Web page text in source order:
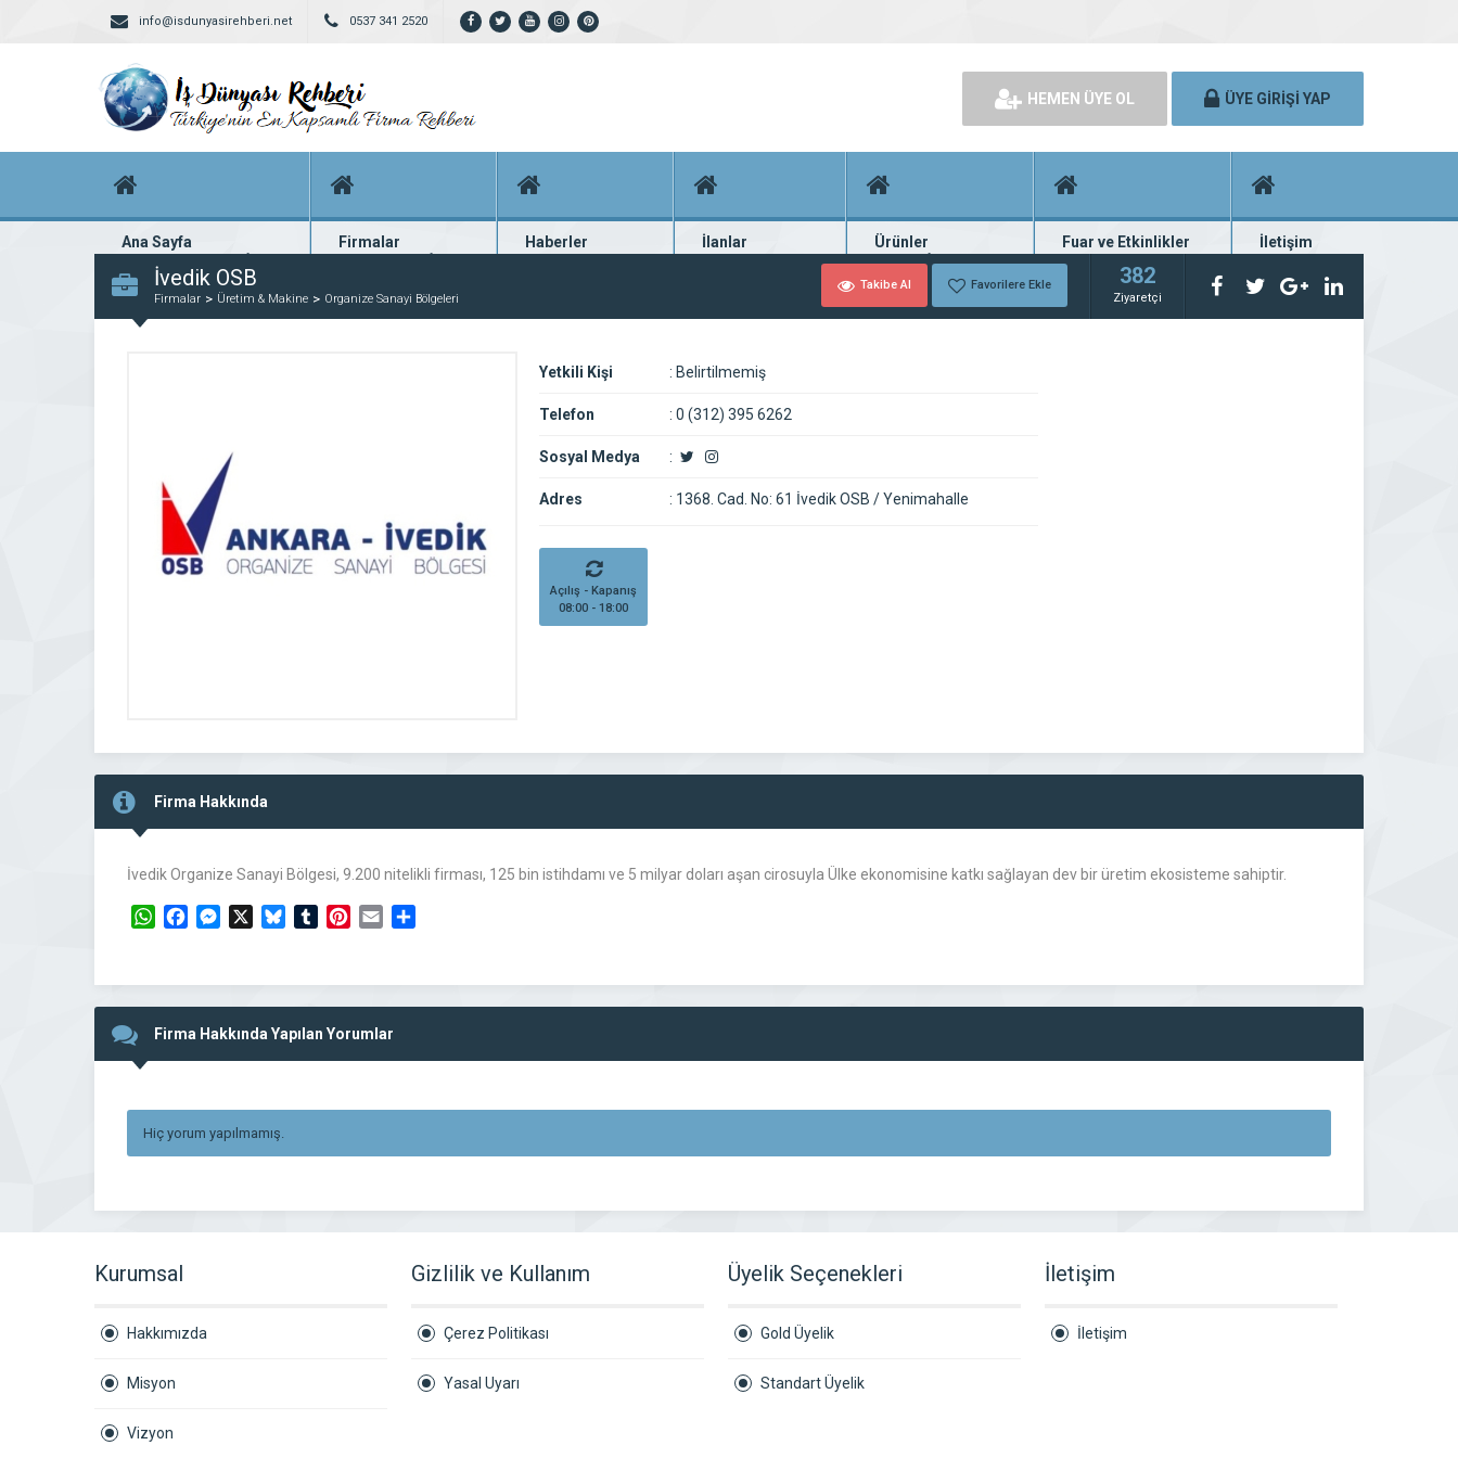
info@isdunyasirehberi.net 0537 341 2520
HEMEN ÜYE OL ÜYE GİRİŞİ YAP
Ana Sayfa
Firma rehberi ana sayfanız
Firmalar
Yüzlerce kayıtlı firma
Haberler
En güncel haberler
İlanlar
Güncel seri ilanlar
Ürünler
Binlerce firma ürünü
Fuar ve Etkinlikler
Fuar ve etkinlik planları
İletişim
Bize ulaşın
İvedik OSB
Firmalar Üretim & Makine Organize Sanayi Bölgeleri
Takibe Al Favorilere Ekle 382
Ziyaretçi
Yetkili Kişi : Belirtilmemiş
Telefon : 0 (312) 395 6262
Sosyal Medya :
Adres : 1368. Cad. No: 61 İvedik OSB / Yenimahalle
Açılış - Kapanış
08:00 - 18:00
Firma Hakkında
İvedik Organize Sanayi Bölgesi, 9.200 nitelikli firması, 125 bin istihdamı ve 5 milyar doları aşan cirosuyla Ülke ekonomisine katkı sağlayan dev bir üretim ekosisteme sahiptir.
WhatsAppFacebookMessengerBlueskyTumblrPinterest
Email
Firma Hakkında Yapılan Yorumlar
Hiç yorum yapılmamış.
Kurumsal
Hakkımızda
Misyon
Vizyon
Gizlilik ve Kullanım
Çerez Politikası
Yasal Uyarı
Üyelik Seçenekleri
Gold Üyelik
Standart Üyelik
İletişim
İletişim